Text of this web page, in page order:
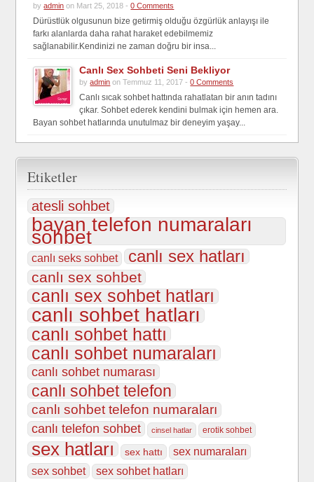
byadmin on Mart 25, 2018 -0 Comments
Dürüstlük olgusunun bize getirmiş olduğu özgürlük anlayışı ile
farkı alanlarda daha rahat haraket edebilmemiz
sağlanabilir.Kendinizi ne zaman doğru bir insa...
Canlı Sex Sohbeti Seni Bekliyor
byadmin on Temmuz 11, 2017 -0 Comments
Canlı sıcak sohbet hattında rahatlatan bir anın tadını
çıkar. Sohbet ederek kendini bulmak için hemen ara.
Bayan sohbet hatlarında unutulmaz bir deneyim yaşay...
Etiketler
atesli sohbet
bayan telefon numaraları
sohbet
canlı seks sohbet canlı sex hatları
canlı sex sohbet
canlı sex sohbet hatları
canlı sohbet hatları
canlı sohbet hattı
canlı sohbet numaraları
canlı sohbet numarası
canlı sohbet telefon
canlı sohbet telefon numaraları
canlı telefon sohbet cinsel hatlar erotik sohbet
sex hatları sex hattı sex numaraları
sex sohbet sex sohbet hatları